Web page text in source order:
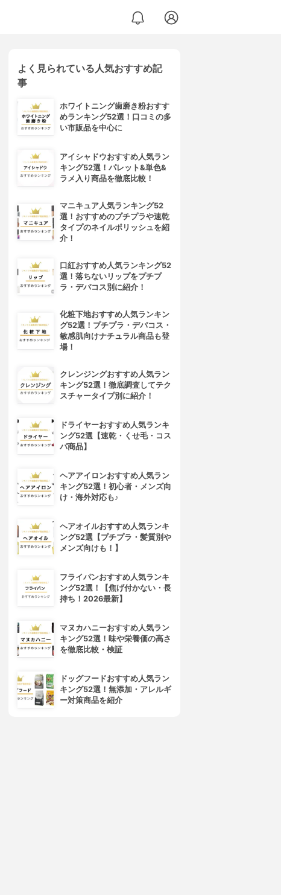
4位
Schwarzkopf(シュワルツコ
ンプー
3.74(14)
¥898
よく見られている人気おすすめ記
事
ホワイトニング歯磨き粉おすす
めランキング52選！口コミの多
い市販品を中心に
アイシャドウおすすめ人気ラン
キング52選！パレット&単色&
ラメ入り商品を徹底比較！
マニキュア人気ランキング52
選！おすすめのプチプラや速乾
タイプのネイルポリッシュを紹
介！
口紅おすすめ人気ランキング52
選！落ちないリップをプチプ
ラ・デパコス別に紹介！
化粧下地おすすめ人気ランキン
グ52選！プチプラ・デパコス・
敏感肌向けナチュラル商品も登
場！
クレンジングおすすめ人気ラン
キング52選！徹底調査してテク
スチャータイプ別に紹介！
ドライヤーおすすめ人気ランキ
ング52選【速乾・くせ毛・コス
パ商品】
ヘアアイロンおすすめ人気ラン
キング52選！初心者・メンズ向
け・海外対応も♪
ヘアオイルおすすめ人気ランキ
ング52選【プチプラ・髪質別や
メンズ向けも！】
フライパンおすすめ人気ランキ
ング52選！【焦げ付かない・長
持ち！2026最新】
マヌカハニーおすすめ人気ラン
キング52選！味や栄養価の高さ
を徹底比較・検証
ドッグフードおすすめ人気ラン
キング52選！無添加・アレルギ
ー対策商品を紹介